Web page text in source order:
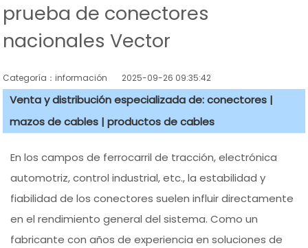
prueba de conectores
nacionales Vector
Categoría：información 2025-09-26 09:35:42
Venta y distribución especializada de: conectores |
mazos de cables | productos de cables
En los campos de ferrocarril de tracción, electrónica
automotriz, control industrial, etc., la estabilidad y
fiabilidad de los conectores suelen influir directamente
en el rendimiento general del sistema. Como un
fabricante con años de experiencia en soluciones de